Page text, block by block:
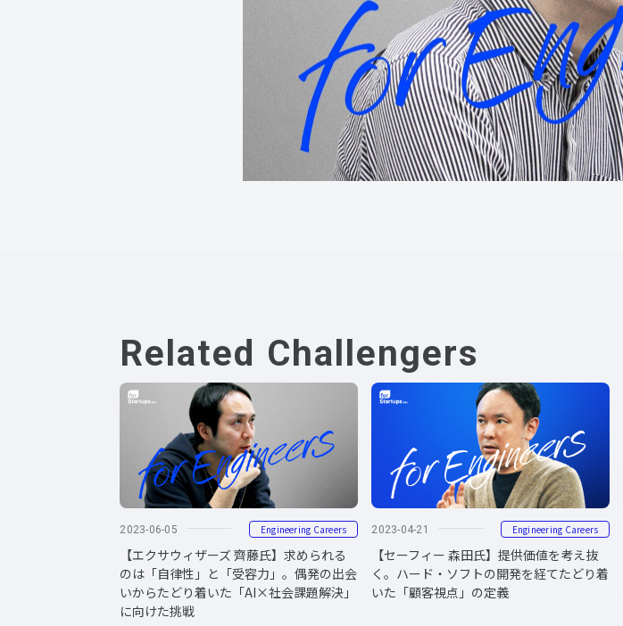
Related Challengers
2023-06-05 Engineering Careers
【エクサウィザーズ 齊藤氏】求められる
のは「自律性」と「受容力」。偶発の出会
いからたどり着いた「AI×社会課題解決」
に向けた挑戦
2023-04-21 Engineering Careers
【セーフィー 森田氏】提供価値を考え抜
く。ハード・ソフトの開発を経てたどり着
いた「顧客視点」の定義